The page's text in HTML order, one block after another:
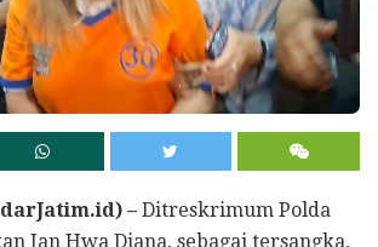
– Ditreskrimum Polda
Jan Hwa Diana, sebagai tersangka,